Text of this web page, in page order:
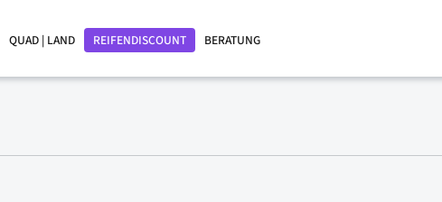
QUAD | LAND REIFENDISCOUNT BERATUNG